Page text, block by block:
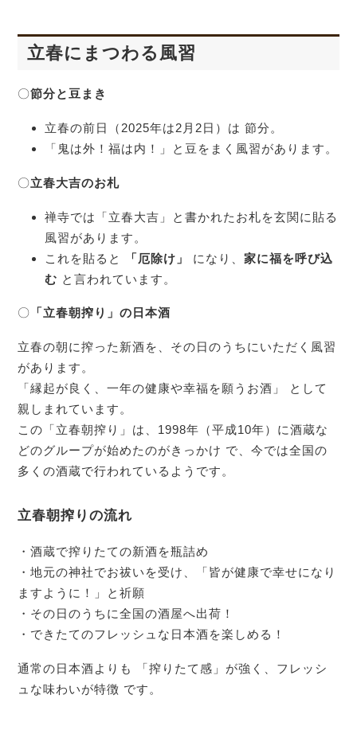
立春にまつわる風習
〇節分と豆まき
立春の前日（2025年は2月2日）は 節分。
「鬼は外！福は内！」と豆をまく風習があります。
〇立春大吉のお札
禅寺では「立春大吉」と書かれたお札を玄関に貼る
風習があります。
これを貼ると
「厄除け」 になり、 家に福を呼び込
む と言われています。
〇 「立春朝搾り」の日本酒
立春の朝に搾った新酒を、その日のうちにいただく風習
があります。
「縁起が良く、一年の健康や幸福を願うお酒」 として
親しまれています。
この「立春朝搾り」は、1998年（平成10年）に酒蔵な
どのグループが始めたのがきっかけ で、今では全国の
多くの酒蔵で行われているようです。
立春朝搾りの流れ
・酒蔵で搾りたての新酒を瓶詰め
・地元の神社でお祓いを受け、「皆が健康で幸せになり
ますように！」と祈願
・その日のうちに全国の酒屋へ出荷！
・できたてのフレッシュな日本酒を楽しめる！
通常の日本酒よりも 「搾りたて感」が強く、フレッシ
ュな味わいが特徴 です。